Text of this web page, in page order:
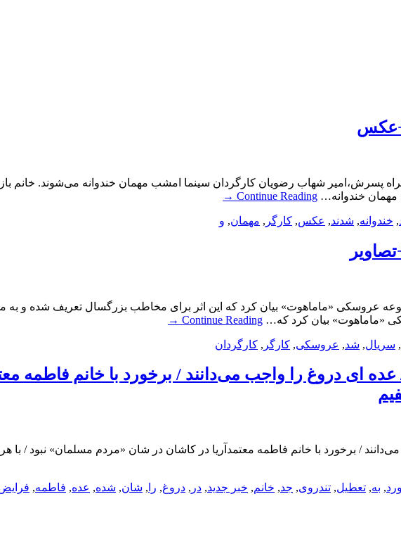
+عکس
پسرش،امیر شهاب رضویان کارگردان سینما امشب مهمان خندوانه می‌شوند. خانم
خندوانه… Continue Reading
→
, خندوانه, شدند, عکس, کارگر , مهمان, و
عروسکی «ماماهوت» بیان کرد که این اثر برای مخاطب بزرگسال تعریف شده و به
«ماماهوت» بیان کرد که… Continue Reading
→
, سریال, شد, عروسکی, کارگر , کارگردان
ای دروغ را واجب می‌دانند / برخورد با خانم فاطمه
/ برخورد با خانم فاطمه معتمدآریا در کاشان در شان «مردم مسلمان» نبود / با
, به, تعطیل, تندروی, جد, خانم, خبر جدید, در , دروغ, را , شان, شده, عده, فاطمه,